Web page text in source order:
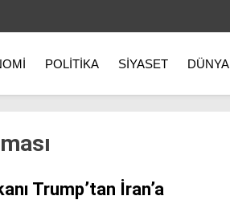
POLITIKA SIYASET DÜNYA
Trump’tan İran’a